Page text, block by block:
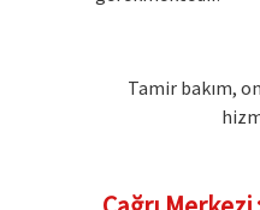
Tamir bakım,